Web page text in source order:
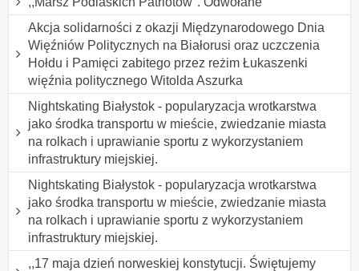
Akcja solidarności z okazji Międzynarodowego Dnia
Więźniów Politycznych na Białorusi oraz uczczenia
Hołdu i Pamięci zabitego przez reżim Łukaszenki
więźnia politycznego Witolda Aszurka
Nightskating Białystok - popularyzacja wrotkarstwa
jako środka transportu w mieście, zwiedzanie miasta
na rolkach i uprawianie sportu z wykorzystaniem
infrastruktury miejskiej.
Nightskating Białystok - popularyzacja wrotkarstwa
jako środka transportu w mieście, zwiedzanie miasta
na rolkach i uprawianie sportu z wykorzystaniem
infrastruktury miejskiej.
,,17 maja dzień norweskiej konstytucji. Świętujemy